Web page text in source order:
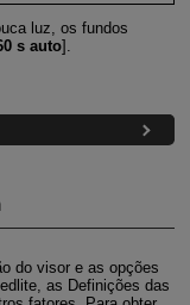
luz, os fundos
s auto].
do visor e as opções
as Definições das